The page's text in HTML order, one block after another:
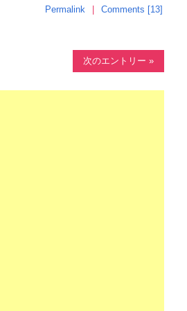
Permalink Comments [13]
次のエントリー »